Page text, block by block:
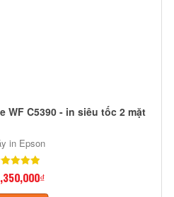
WF C5390 - in siêu tốc 2 mặt
in Epson